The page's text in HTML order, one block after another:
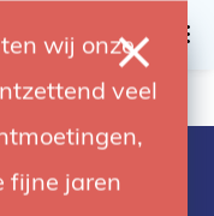
wij onze
veel
fijne jaren
boom